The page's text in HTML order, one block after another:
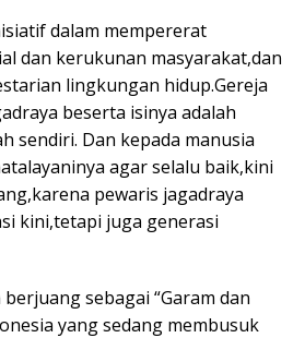
dalam mempererat
dan kerukunan masyarakat,dan
lingkungan hidup.Gereja
beserta isinya adalah
sendiri. Dan kepada manusia
agar selalu baik,kini
pewaris jagadraya
kini,tetapi juga generasi
sebagai “Garam dan
yang sedang membusuk